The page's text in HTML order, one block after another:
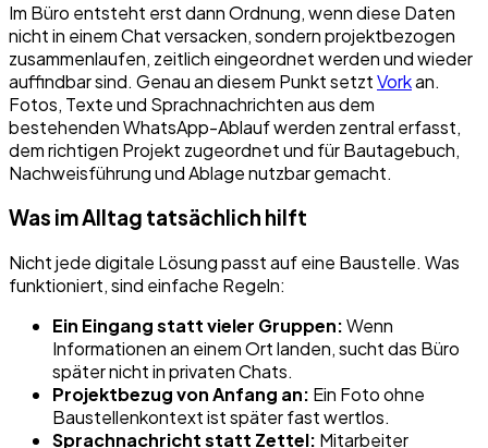
Im Büro entsteht erst dann Ordnung, wenn diese Daten
nicht in einem Chat versacken, sondern projektbezogen
zusammenlaufen, zeitlich eingeordnet werden und wieder
auffindbar sind. Genau an diesem Punkt setztVorkan.
Fotos, Texte und Sprachnachrichten aus dem
bestehenden WhatsApp-Ablauf werden zentral erfasst,
dem richtigen Projekt zugeordnet und für Bautagebuch,
Nachweisführung und Ablage nutzbar gemacht.
Was im Alltag tatsächlich hilft
Nicht jede digitale Lösung passt auf eine Baustelle. Was
funktioniert, sind einfache Regeln:
Ein Eingang statt vieler Gruppen:Wenn
Informationen an einem Ort landen, sucht das Büro
später nicht in privaten Chats.
Projektbezug von Anfang an: Ein Foto ohne
Baustellenkontext ist später fast wertlos.
Sprachnachricht statt Zettel: Mitarbeiter